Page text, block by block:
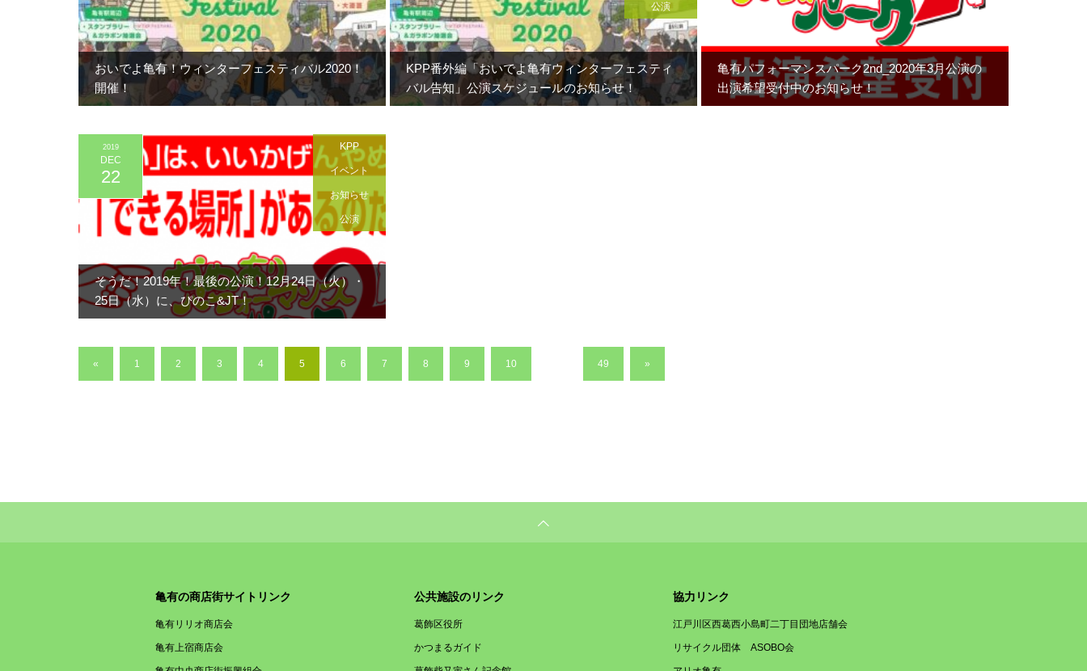
おいでよ亀有！ウィンターフェスティバル2020！
開催！
KPP番外編「おいでよ亀有ウィンターフェスティ
バル告知」公演スケジュールのお知らせ！
公演
亀有パフォーマンスパーク2nd_2020年3月公演の
出演希望受付中のお知らせ！
そうだ！2019年！最後の公演！12月24日（火）・
25日（水）に、ぴのこ&JT！
2019
DEC
22
KPP
イベント
お知らせ
公演
« 1 2 3 4 5 6 7 8 9 10 49 »
亀有の商店街サイトリンク
亀有リリオ商店会
亀有上宿商店会
公共施設のリンク
葛飾区役所
かつまるガイド
協力リンク
江戸川区西葛西小島町二丁目団地店舗会
リサイクル団体 ASOBO会